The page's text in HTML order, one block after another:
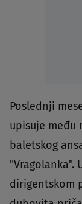
Poslednji
upisuje među
baletskog
"Vragolanka".
dirigentskom